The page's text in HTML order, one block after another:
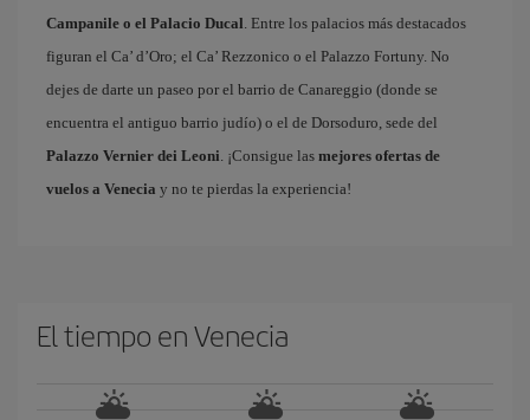
Campanile o el Palacio Ducal. Entre los palacios más destacados
figuran el Ca’ d’Oro; el Ca’ Rezzonico o el Palazzo Fortuny. No
dejes de darte un paseo por el barrio de Canareggio (donde se
encuentra el antiguo barrio judío) o el de Dorsoduro, sede del
Palazzo Vernier dei Leoni. ¡Consigue las mejores ofertas de
vuelos a Venecia y no te pierdas la experiencia!
El tiempo en Venecia